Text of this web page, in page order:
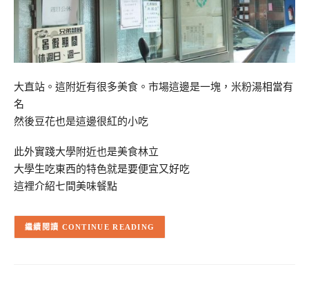
大直站。這附近有很多美食。市場這邊是一塊，米粉湯相當有
名
然後豆花也是這邊很紅的小吃
此外實踐大學附近也是美食林立
大學生吃東西的特色就是要便宜又好吃
這裡介紹七間美味餐點
CONTINUE READING